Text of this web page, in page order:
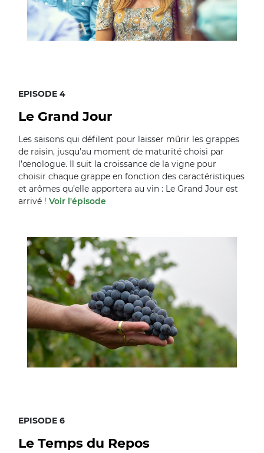
EPISODE 4
Le Grand Jour
Les saisons qui défilent pour laisser mûrir les grappes
de raisin, jusqu’au moment de maturité choisi par
l’œnologue. Il suit la croissance de la vigne pour
choisir chaque grappe en fonction des caractéristiques
et arômes qu’elle apportera au vin : Le Grand Jour est
arrivé ! Voir l'épisode
EPISODE 6
Le Temps du Repos